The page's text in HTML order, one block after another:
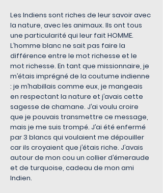
Les Indiens sont riches de leur savoir avec
la nature, avec les animaux. Ils ont tous
une particularité qui leur fait HOMME.
L’homme blanc ne sait pas faire la
différence entre le mot richesse et le
mot richesse. En tant que missionnaire, je
m’étais imprégné de la coutume indienne
: je m’habillais comme eux, je mangeais
en respectant la nature et j’avais cette
sagesse de chamane. J’ai voulu croire
que je pouvais transmettre ce message,
mais je me suis trompé. J’ai été enfermé
par 3 blancs qui voulaient me dépouiller
car ils croyaient que j’étais riche. J’avais
autour de mon cou un collier d’émeraude
et de turquoise, cadeau de mon ami
Indien.